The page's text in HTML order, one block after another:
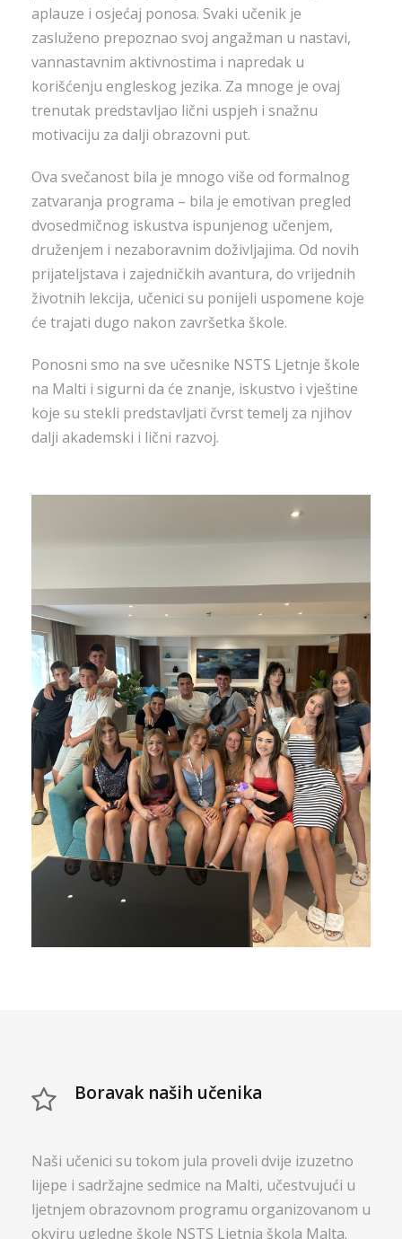
aplauze i osjećaj ponosa. Svaki učenik je
zasluženo prepoznao svoj angažman u nastavi,
vannastavnim aktivnostima i napredak u
korišćenju engleskog jezika. Za mnoge je ovaj
trenutak predstavljao lični uspjeh i snažnu
motivaciju za dalji obrazovni put.
Ova svečanost bila je mnogo više od formalnog
zatvaranja programa – bila je emotivan pregled
dvosedmičnog iskustva ispunjenog učenjem,
druženjem i nezaboravnim doživljajima. Od novih
prijateljstava i zajedničkih avantura, do vrijednih
životnih lekcija, učenici su ponijeli uspomene koje
će trajati dugo nakon završetka škole.
Ponosni smo na sve učesnike NSTS Ljetnje škole
na Malti i sigurni da će znanje, iskustvo i vještine
koje su stekli predstavljati čvrst temelj za njihov
dalji akademski i lični razvoj.
Boravak naših učenika
Naši učenici su tokom jula proveli dvije izuzetno
lijepe i sadržajne sedmice na Malti, učestvujući u
ljetnjem obrazovnom programu organizovanom u
okviru ugledne škole NSTS Ljetnja škola Malta.